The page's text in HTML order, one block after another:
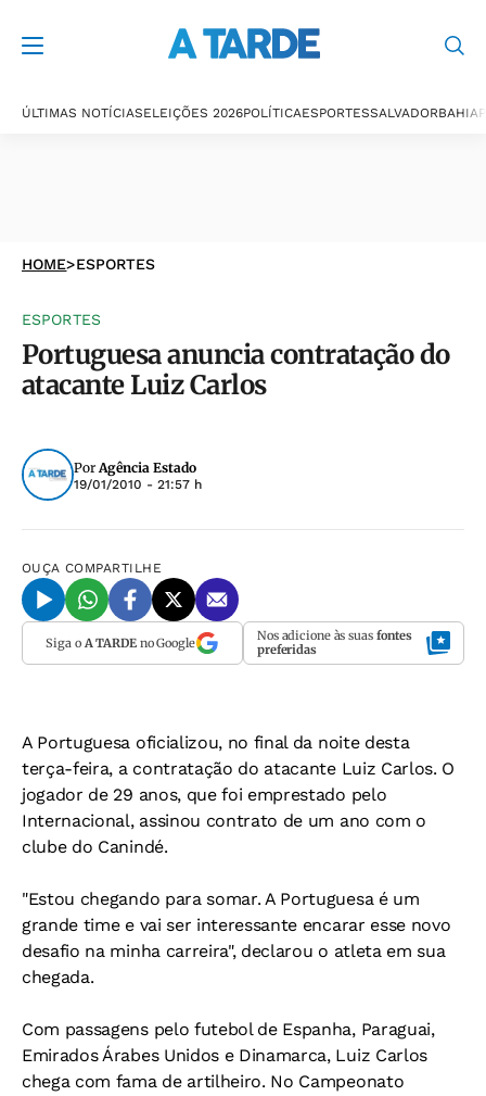
ÚLTIMAS NOTÍCIASELEIÇÕES 2026POLÍTICAESPORTESSALVADORBAHIA
HOME>ESPORTES
ESPORTES
Portuguesa anuncia contratação do
atacante Luiz Carlos
PorAgência Estado
19/01/2010 - 21:57 h
OUÇA COMPARTILHE
Siga o A TARDEno Google Nos adicione às suas fontes
preferidas
A Portuguesa oficializou, no final da noite desta
terça-feira, a contratação do atacante Luiz Carlos. O
jogador de 29 anos, que foi emprestado pelo
Internacional, assinou contrato de um ano com o
clube do Canindé.
"Estou chegando para somar. A Portuguesa é um
grande time e vai ser interessante encarar esse novo
desafio na minha carreira", declarou o atleta em sua
chegada.
Com passagens pelo futebol de Espanha, Paraguai,
Emirados Árabes Unidos e Dinamarca, Luiz Carlos
chega com fama de artilheiro. No Campeonato